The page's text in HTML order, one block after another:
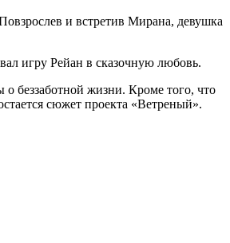
и встретив Мирана, девушка
игру Рейан в сказочную любовь.
беззаботной жизни. Кроме того, что
сюжет проекта «Ветреный».